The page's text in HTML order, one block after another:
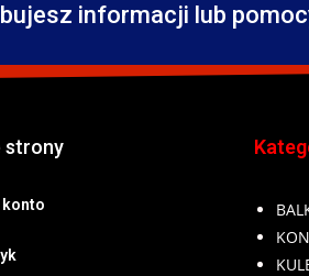
informacji lub
strony
konto